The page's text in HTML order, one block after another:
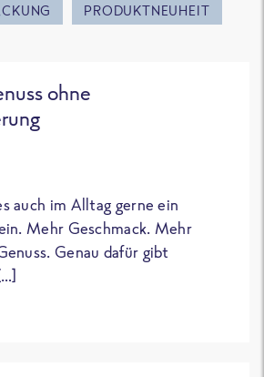
PRODUKTNEUHEIT
ohne
auch im Alltag gerne ein
Mehr Geschmack. Mehr
Genau dafür gibt